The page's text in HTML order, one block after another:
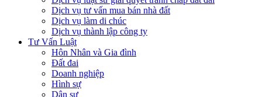
Dịch vụ tư vấn mua bán nhà đất
Dịch vụ làm di chúc
Dịch vụ thành lập công ty
Tư Vấn Luật
Hôn Nhân và Gia đình
Đất đai
Doanh nghiệp
Hình sự
Dân sự